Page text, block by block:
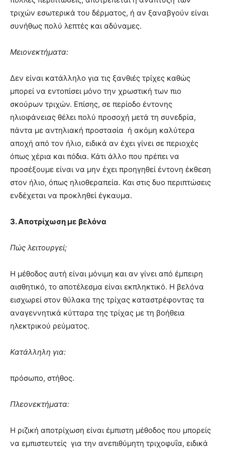
τριχών εσωτερικά του δέρματος, ή αν ξαναβγούν είναι
συνήθως πολύ λεπτές και αδύναμες.
Μειονεκτήματα:
Δεν είναι κατάλληλο για τις ξανθιές τρίχες καθώς
μπορεί να εντοπίσει μόνο την χρωστική των πιο
σκούρων τριχών. Επίσης, σε περίοδο έντονης
ηλιοφάνειας θέλει πολύ προσοχή μετά τη συνεδρία,
πάντα με αντηλιακή προστασία ή ακόμη καλύτερα
αποχή από τον ήλιο, ειδικά αν έχει γίνει σε περιοχές
όπως χέρια και πόδια. Κάτι άλλο που πρέπει να
προσέξουμε είναι να μην έχει προηγηθεί έντονη έκθεση
στον ήλιο, όπως ηλιοθεραπεία. Και στις δυο περιπτώσεις
ενδέχεται να προκληθεί έγκαυμα.
3. Αποτρίχωση με βελόνα
Πώς λειτουργεί;
Η μέθοδος αυτή είναι μόνιμη και αν γίνει από έμπειρη
αισθητικό, το αποτέλεσμα είναι εκπληκτικό. Η βελόνα
εισχωρεί στον θύλακα της τρίχας καταστρέφοντας τα
αναγεννητικά κύτταρα της τρίχας με τη βοήθεια
ηλεκτρικού ρεύματος.
Κατάλληλη για:
πρόσωπο, στήθος.
Πλεονεκτήματα:
Η ριζική αποτρίχωση είναι έμπιστη μέθοδος που μπορείς
να εμπιστευτείς για την ανεπιθύμητη τριχοφυΐα, ειδικά